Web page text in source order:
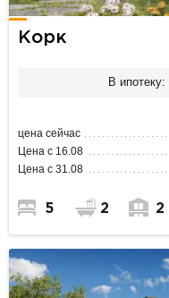
Корк
В ипотеку:
цена сейчас
Цена с 16.08
Цена с 31.08
5 2 2